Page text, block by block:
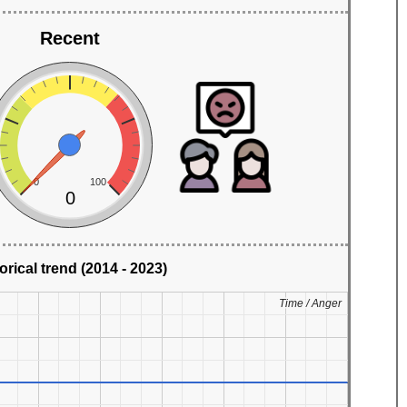
Recent
0 100
0
trend (2014 - 2023)
Time / Anger
Time / Anger